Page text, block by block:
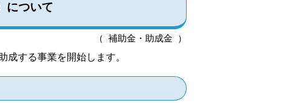
について
（ 補助金・助成金 ）
する事業を開始します。